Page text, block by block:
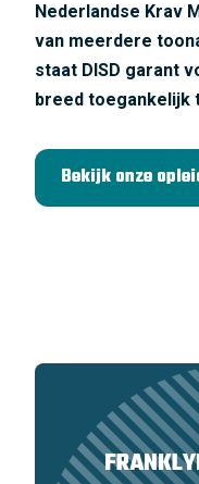
Nederlandse Krav
van meerdere
staat DISD garant
breed toegankelijk
Bekijk onze